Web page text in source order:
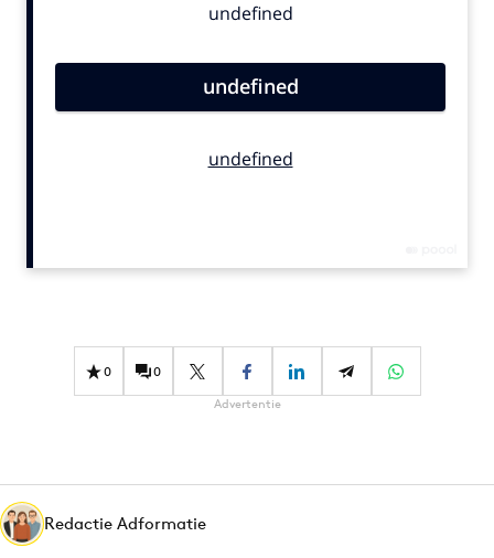
Contentmarketing
Effectiviteit
Gedragsverandering
Martech
Media
Merkstrategie
0 0
Advertentie
Redactie Adformatie